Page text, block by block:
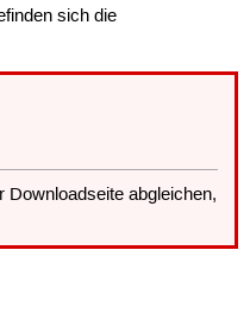
sich die
Downloadseite abgleichen,